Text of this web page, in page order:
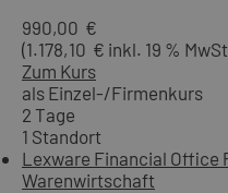
990,00 €
(1.178,10 € inkl. 19 %
Zum Kurs
als Einzel-/Firmenkurs
2 Tage
1 Standort
Lexware Financial Office
Warenwirtschaft